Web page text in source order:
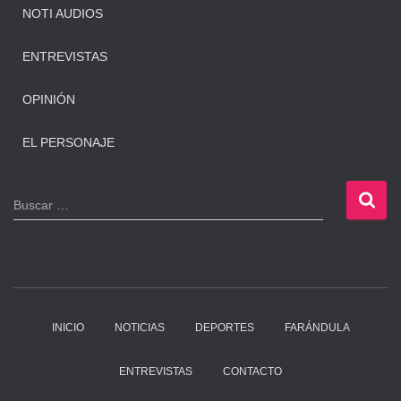
NOTI AUDIOS
ENTREVISTAS
OPINIÓN
EL PERSONAJE
B
u
Buscar …
INICIO NOTICIAS DEPORTES FARÁNDULA
ENTREVISTAS CONTACTO